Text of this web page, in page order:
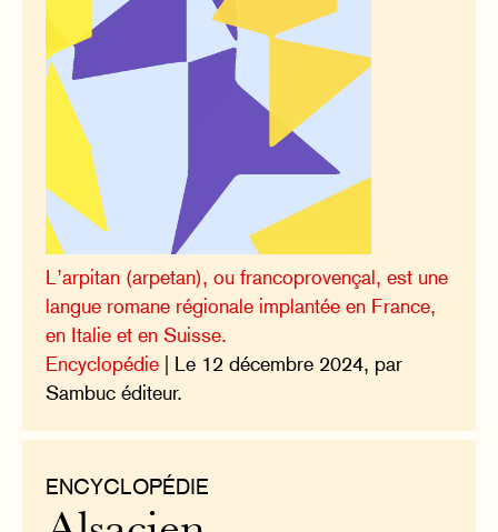
L’arpitan (arpetan), ou francoprovençal, est une
langue romane régionale implantée en France,
en Italie et en Suisse.
Encyclopédie | Le 12 décembre 2024, par
Sambuc éditeur.
ENCYCLOPÉDIE